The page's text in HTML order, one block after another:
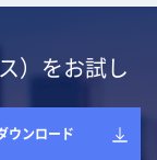
）をお試し
ウンロード